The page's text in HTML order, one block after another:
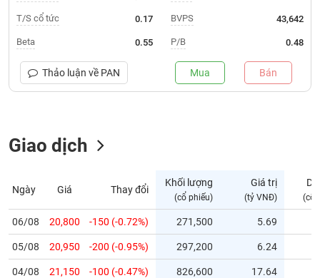
Trạng
thái
phiếu
trường
yết
mới
Niêm
yết
T/S cổ tức 0.17
Beta 0.55
BVPS 43,642
P/B 0.48
Thảo luận về PAN Mua Bán
Giao dịch
Ngày Giá Thay đổi
Khối lượng
(cổ phiếu)
Giá trị
(tỷ VNĐ) (cổ
06/08 20,800 -150 (-0.72%) 271,500 5.69
05/08 20,950 -200 (-0.95%) 297,200 6.24
04/08 21,150 -100 (-0.47%) 826,600 17.64
NGÀNH
PHIẾU
PHÁI